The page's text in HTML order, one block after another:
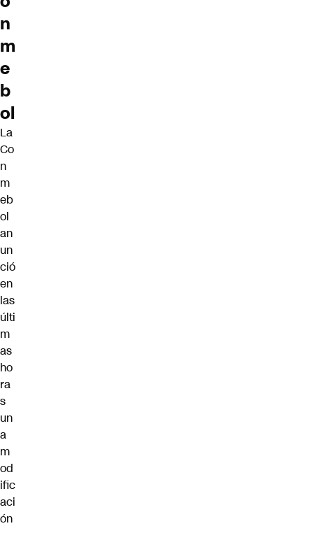
n
m
e
b
ol
La
Co
n
m
eb
ol
an
un
ció
en
las
últi
m
as
ho
ra
s
un
a
m
od
ific
aci
ón